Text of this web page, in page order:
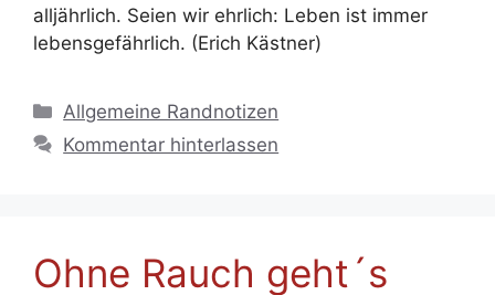
alljährlich. Seien wir ehrlich: Leben ist immer
lebensgefährlich. (Erich Kästner)
Kategorien
Allgemeine Randnotizen
Kommentar hinterlassen
Ohne Rauch geht´s